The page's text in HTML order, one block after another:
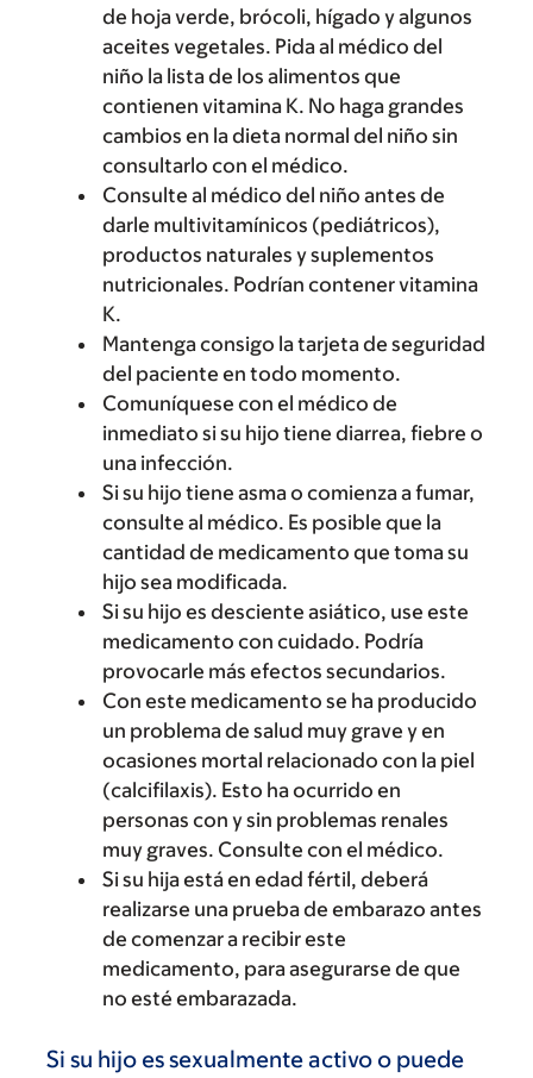
de hoja verde, brócoli, hígado y algunos
aceites vegetales. Pida al médico del
niño la lista de los alimentos que
contienen vitamina K. No haga grandes
cambios en la dieta normal del niño sin
consultarlo con el médico.
Consulte al médico del niño antes de
darle multivitamínicos (pediátricos),
productos naturales y suplementos
nutricionales. Podrían contener vitamina
K.
Mantenga consigo la tarjeta de seguridad
del paciente en todo momento.
Comuníquese con el médico de
inmediato si su hijo tiene diarrea, fiebre o
una infección.
Si su hijo tiene asma o comienza a fumar,
consulte al médico. Es posible que la
cantidad de medicamento que toma su
hijo sea modificada.
Si su hijo es desciente asiático, use este
medicamento con cuidado. Podría
provocarle más efectos secundarios.
Con este medicamento se ha producido
un problema de salud muy grave y en
ocasiones mortal relacionado con la piel
(calcifilaxis). Esto ha ocurrido en
personas con y sin problemas renales
muy graves. Consulte con el médico.
Si su hija está en edad fértil, deberá
realizarse una prueba de embarazo antes
de comenzar a recibir este
medicamento, para asegurarse de que
no esté embarazada.
Si su hijo es sexualmente activo o puede